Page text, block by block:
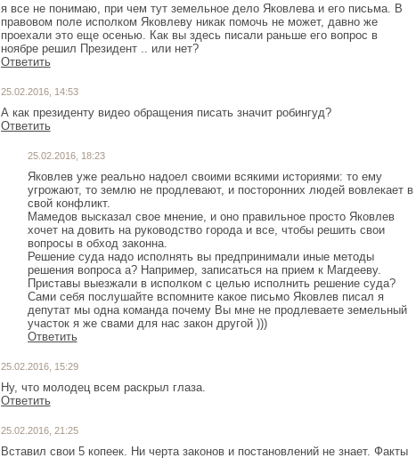
я все не понимаю, при чем тут земельное дело Яковлева и его письма. В
правовом поле исполком Яковлеву никак помочь не может, давно же
проехали это еще осенью. Как вы здесь писали раньше его вопрос в
ноябре решил Президент .. или нет?
Ответить
25.02.2016, 14:53
А как президенту видео обращения писать значит робингуд?
Ответить
25.02.2016, 18:23
Яковлев уже реально надоел своими всякими историями: то ему
угрожают, то землю не продлевают, и посторонних людей вовлекает в
свой конфликт.
Мамедов высказал свое мнение, и оно правильное просто Яковлев
хочет на довить на руководство города и все, чтобы решить свои
вопросы в обход законна.
Решение суда надо исполнять вы предпринимали иные методы
решения вопроса а? Например, записаться на прием к Магдееву.
Приставы выезжали в исполком с целью исполнить решение суда?
Сами себя послушайте вспомните какое письмо Яковлев писал я
депутат мы одна команда почему Вы мне не продлеваете земельный
участок я же свами для нас закон другой )))
Ответить
25.02.2016, 15:29
Ну, что молодец всем раскрыл глаза.
Ответить
25.02.2016, 21:25
Вставил свои 5 копеек. Ни черта законов и постановлений не знает. Факты